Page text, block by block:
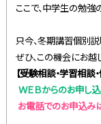
ここで、中学生の勉強
只今、冬期講習個別説
ぜひ、この機会にお越
【受験相談・学習相談
ＷＥＢからのお申し
お電話でのお申込